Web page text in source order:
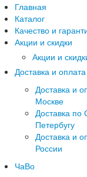
Главная
Каталог
Качество и
Акции и скидки
Акции и
Доставка и оплата
Доставка и
Москве
Доставка по
Петербугу
Доставка и
России
ЧаВо